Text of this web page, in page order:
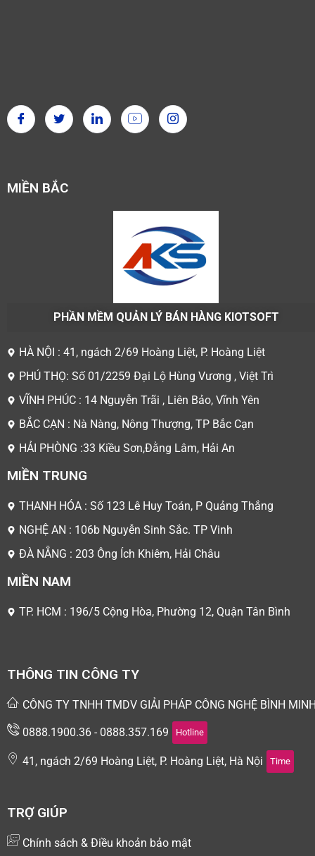
MIỀN BẮC
PHẦN MỀM QUẢN LÝ BÁN HÀNG KIOTSOFT
HÀ NỘI : 41, ngách 2/69 Hoàng Liệt, P. Hoàng Liệt
PHÚ THỌ: Số 01/2259 Đại Lộ Hùng Vương , Việt Trì
VĨNH PHÚC : 14 Nguyễn Trãi , Liên Bảo, Vĩnh Yên
BẮC CẠN : Nà Nàng, Nông Thượng, TP Bắc Cạn
HẢI PHÒNG :33 Kiều Sơn,Đằng Lâm, Hải An
MIỀN TRUNG
THANH HÓA : Số 123 Lê Huy Toán, P Quảng Thắng
NGHỆ AN : 106b Nguyễn Sinh Sắc. TP Vinh
ĐÀ NẴNG : 203 Ông Ích Khiêm, Hải Châu
MIỀN NAM
TP. HCM : 196/5 Cộng Hòa, Phường 12, Quận Tân Bình
THÔNG TIN CÔNG TY
CÔNG TY TNHH TMDV GIẢI PHÁP CÔNG NGHỆ BÌNH
0888.1900.36 - 0888.357.169 Hotline
41, ngách 2/69 Hoàng Liệt, P. Hoàng Liệt, Hà Nội Time
TRỢ GIÚP
Chính sách & Điều khoản bảo mật